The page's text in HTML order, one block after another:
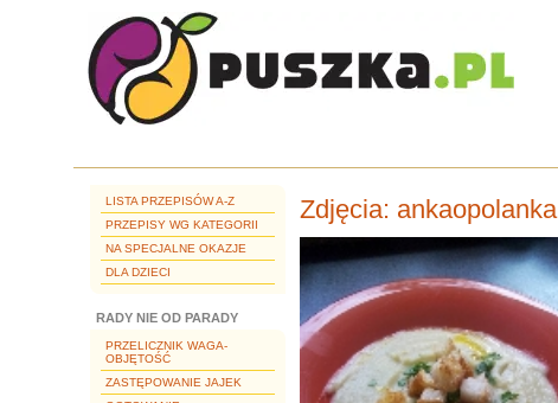
LISTA PRZEPISÓW A-Z
PRZEPISY WG KATEGORII
NA SPECJALNE OKAZJE
DLA DZIECI
RADY NIE OD PARADY
PRZELICZNIK WAGA-
OBJĘTOŚĆ
ZASTĘPOWANIE JAJEK
Zdjęcia: ankaopolanka